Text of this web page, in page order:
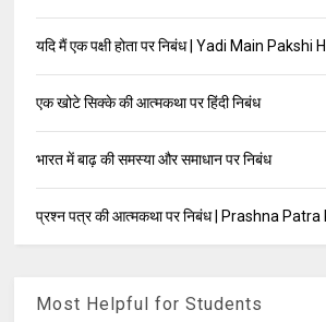
यदि मैं एक पक्षी होता पर निबंध | Yadi Main Pakshi
एक खोटे सिक्के की आत्मकथा पर हिंदी निबंध
भारत में बाढ़ की समस्या और समाधान पर निबंध
प्रश्न पत्र की आत्मकथा पर निबंध | Prashna
Most Helpful for Students